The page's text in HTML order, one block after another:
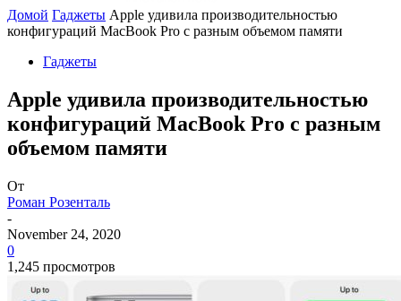
Домой Гаджеты Apple удивила производительностью
конфигураций MacBook Pro с разным объемом памяти
Гаджеты
Apple удивила производительностью
конфигураций MacBook Pro с разным
объемом памяти
От
Роман Розенталь
-
November 24, 2020
0
1,245 просмотров